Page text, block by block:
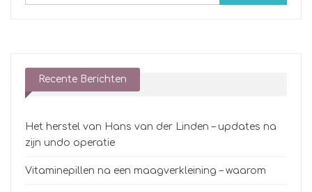
Recente Berichten
Het herstel van Hans van der Linden – updates na
zijn undo operatie
Vitaminepillen na een maagverkleining – waarom